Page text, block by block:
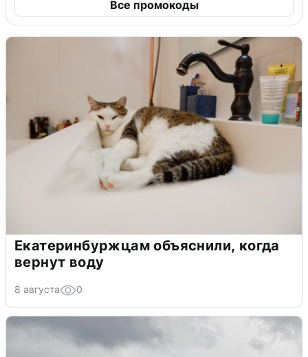
Все промокоды
Екатеринбуржцам объяснили, когда
вернут воду
8 августа 0